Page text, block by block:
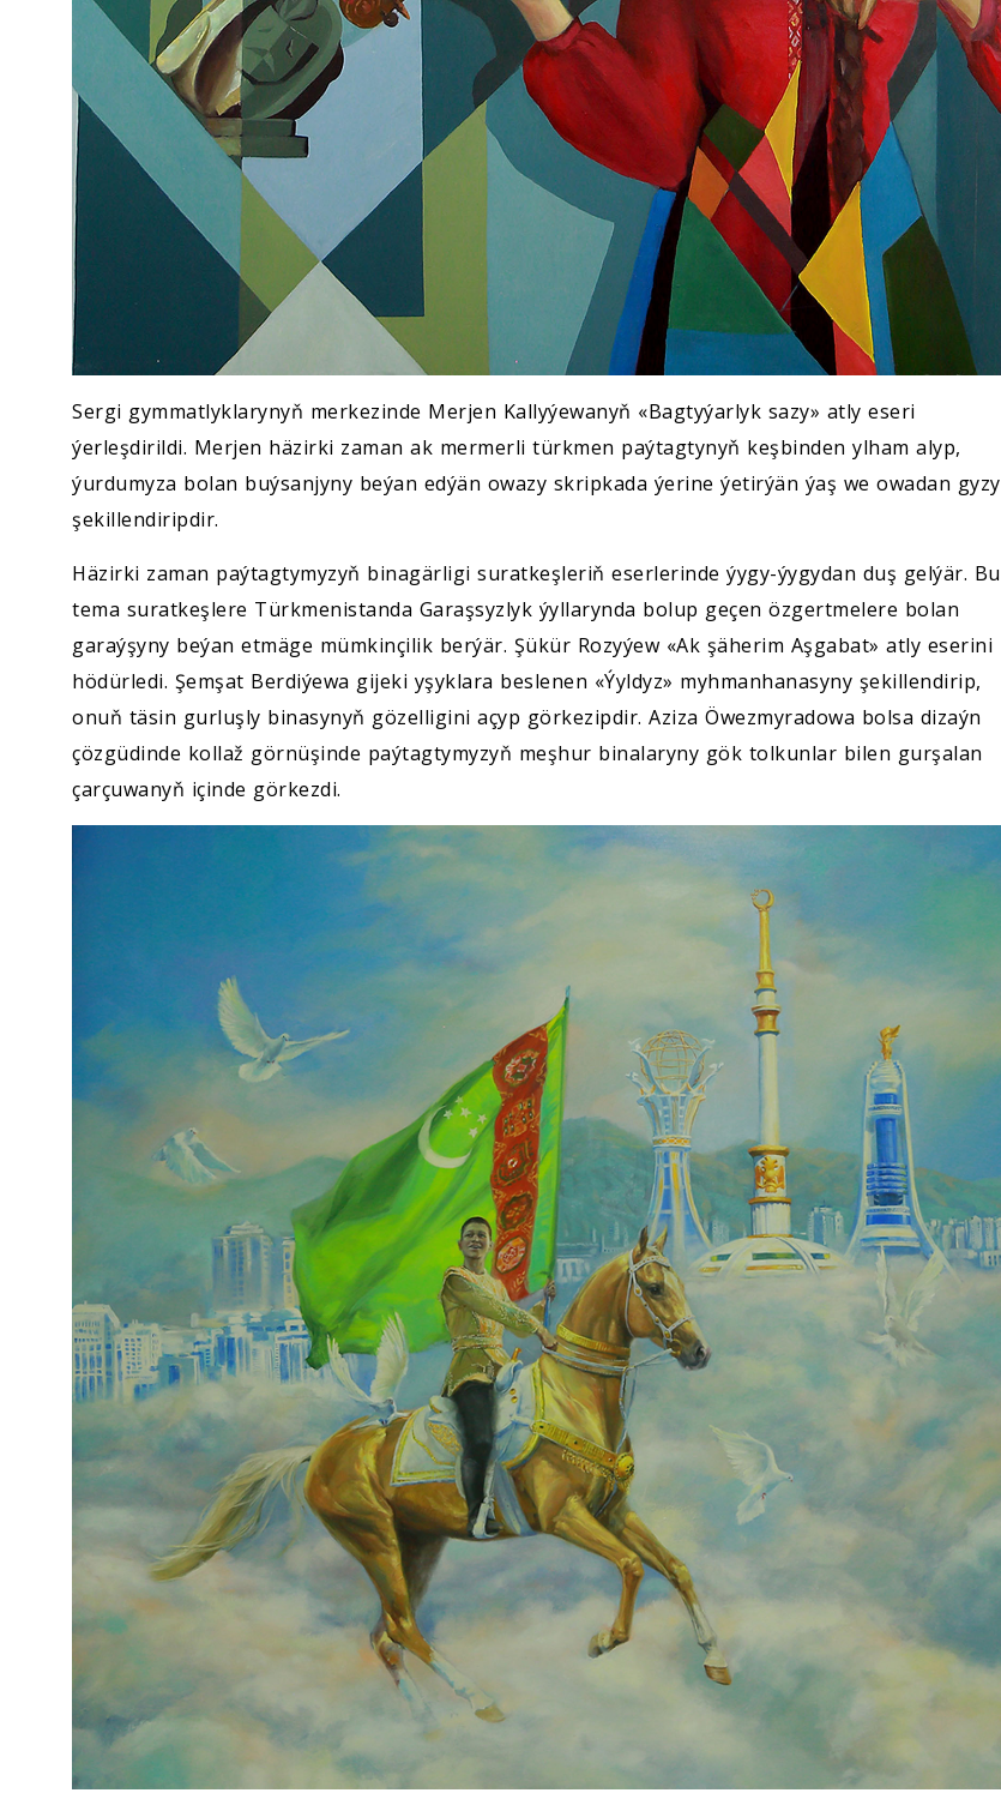
Sergi gymmatlyklarynyň merkezinde Merjen Kallyýewanyň «Bagtyýarlyk sazy» atly eseri
ýerleşdirildi. Merjen häzirki zaman ak mermerli türkmen paýtagtynyň keşbinden ylham alyp,
ýurdumyza bolan buýsanjyny beýan edýän owazy skripkada ýerine ýetirýän ýaş we owadan gyzy
şekillendiripdir.
Häzirki zaman paýtagtymyzyň binagärligi suratkeşleriň eserlerinde ýygy-ýygydan duş gelýär. Bu
tema suratkeşlere Türkmenistanda Garaşsyzlyk ýyllarynda bolup geçen özgertmelere bolan
garaýşyny beýan etmäge mümkinçilik berýär. Şükür Rozyýew «Ak şäherim Aşgabat» atly eserini
hödürledi. Şemşat Berdiýewa gijeki yşyklara beslenen «Ýyldyz» myhmanhanasyny şekillendirip,
onuň täsin gurluşly binasynyň gözelligini açyp görkezipdir. Aziza Öwezmyradowa bolsa dizaýn
çözgüdinde kollaž görnüşinde paýtagtymyzyň meşhur binalaryny gök tolkunlar bilen gurşalan
çarçuwanyň içinde görkezdi.